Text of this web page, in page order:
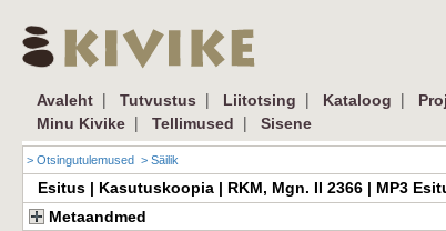
Avaleht | Tutvustus | Liitotsing | Kataloog |
Minu Kivike | Tellimused | Sisene
> Otsingutulemused > Säilik
Esitus | Kasutuskoopia | RKM, Mgn. II 2366 | MP3
Metaandmed